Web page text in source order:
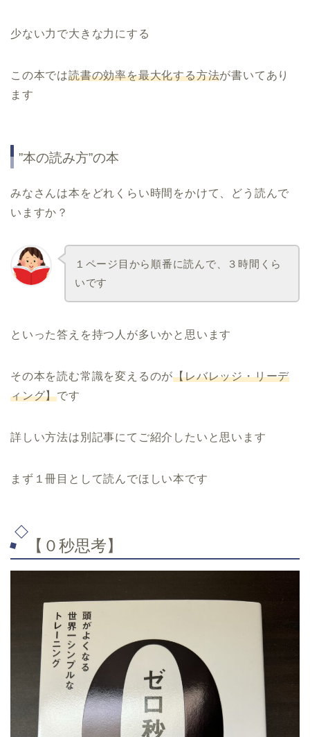
少ない力で大きな力にする
この本では読書の効率を最大化する方法が書いてあり
ます
”本の読み方”の本
みなさんは本をどれくらい時間をかけて、どう読んで
いますか？
１ページ目から順番に読んで、３時間くら
いです
といった答えを持つ人が多いかと思います
その本を読む常識を変えるのが【レバレッジ・リーデ
ィング】です
詳しい方法は別記事にてご紹介したいと思います
まず１冊目として読んでほしい本です
【０秒思考】